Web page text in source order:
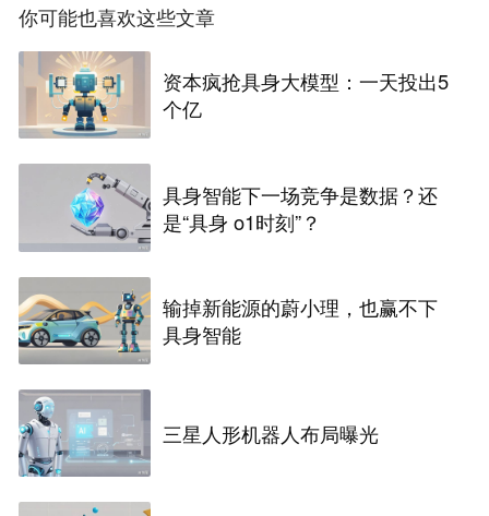
你可能也喜欢这些文章
资本疯抢具身大模型：一天投出5
个亿
具身智能下一场竞争是数据？还
是“具身 o1时刻”？
输掉新能源的蔚小理，也赢不下
具身智能
三星人形机器人布局曝光